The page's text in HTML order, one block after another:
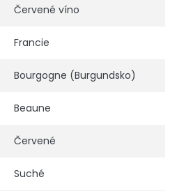
Červené víno
Francie
Bourgogne (Burgundsko)
Beaune
Červené
Suché